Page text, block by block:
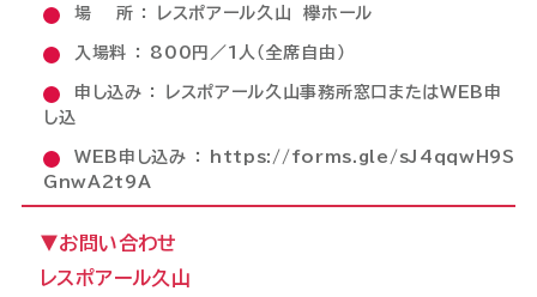
場 所 ： レスポアール久山 欅ホール
入場料 ： 800円／1人（全席自由）
申し込み ： レスポアール久山事務所窓口またはWEB申
し込
WEB申し込み ：
https://forms.gle/sJ4qqwH9S
GnwA2t9A
▼お問い合わせ
レスポアール久山